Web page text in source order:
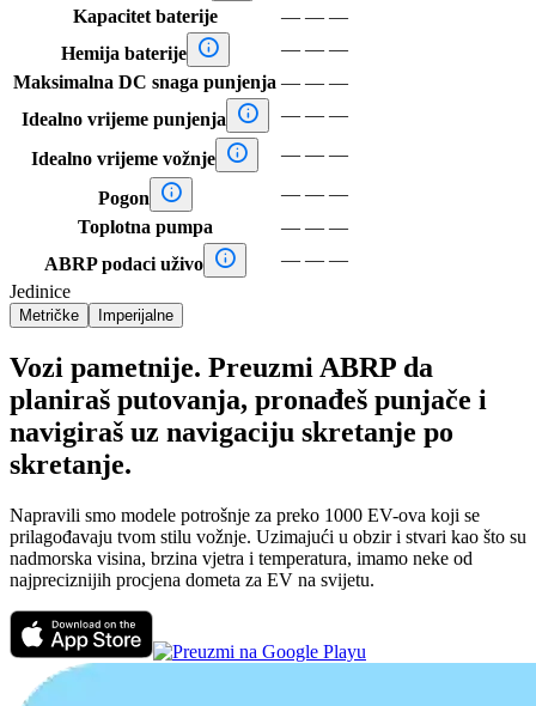
Kapacitet baterije
— — —
Hemija baterije
 — — —
Maksimalna DC snaga punjenja — — —
Idealno vrijeme punjenja
 — — —
Idealno vrijeme vožnje  — — —
Pogon  — — —
Toplotna pumpa
— — —
ABRP podaci uživo
 — — —
Jedinice
Metričke Imperijalne
Vozi pametnije. Preuzmi ABRP da
planiraš putovanja, pronađeš punjače i
navigiraš uz navigaciju skretanje po
skretanje.
Napravili smo modele potrošnje za preko 1000 EV-ova koji se
prilagođavaju tvom stilu vožnje. Uzimajući u obzir i stvari kao što su
nadmorska visina, brzina vjetra i temperatura, imamo neke od
najpreciznijih procjena dometa za EV na svijetu.